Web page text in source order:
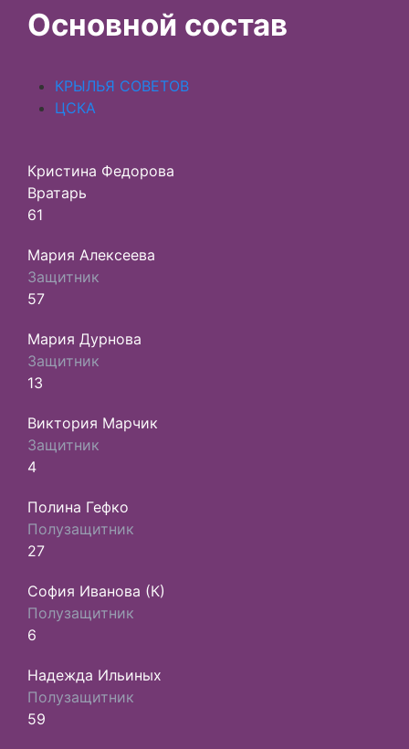
Основной состав
КРЫЛЬЯ СОВЕТОВ
ЦСКА
Кристина Федорова
Вратарь
61
Мария Алексеева
Защитник
57
Мария Дурнова
Защитник
13
Виктория Марчик
Защитник
4
Полина Гефко
Полузащитник
27
София Иванова (К)
Полузащитник
6
Надежда Ильиных
Полузащитник
59